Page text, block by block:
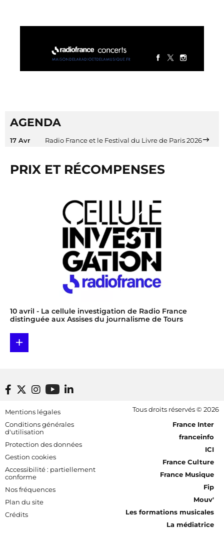
AGENDA
17 Avr Radio France et le Festival du Livre de Paris 2026
PRIX ET RÉCOMPENSES
10 avril - La cellule investigation de Radio France
distinguée aux Assises du journalisme de Tours
+
Footer bottom
Mentions légales
Conditions générales
d'utilisation
Protection des données
Gestion cookies
Accessibilité : partiellement
conforme
Nos fréquences
Plan du site
Crédits
Tous droits réservés © 2026
[RDF] Pied de page - Mobile
France Inter
franceinfo
ICI
France Culture
France Musique
Fip
Mouv'
Les formations musicales
La médiatrice